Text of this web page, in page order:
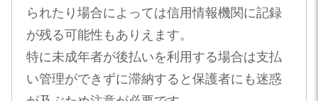
られたり場合によっては信用情報機関に記録
が残る可能性もありえます。
特に未成年者が後払いを利用する場合は支払
い管理ができずに滞納すると保護者にも迷惑